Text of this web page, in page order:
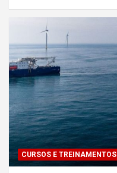
CURSOS E TREINAMENTOS